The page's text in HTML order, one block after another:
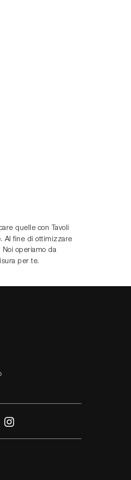
quelle con Tavoli
Al fine di ottimizzare
operiamo da
per te.